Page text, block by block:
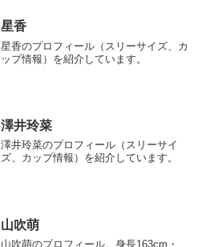
星香
星香のプロフィール（スリーサイズ、カ
ップ情報）を紹介しています。
澤井玲菜
澤井玲菜のプロフィール（スリーサイ
ズ、カップ情報）を紹介しています。
山吹萌
山吹萌のプロフィール。身長163cm・